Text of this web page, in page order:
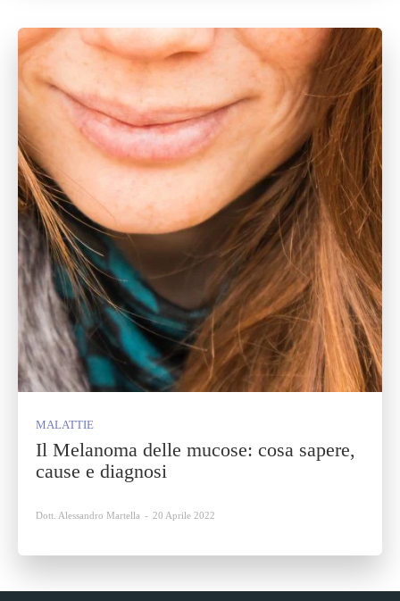
MALATTIE
Il Melanoma delle mucose: cosa sapere,
cause e diagnosi
Dott. Alessandro Martella - 20 Aprile 2022